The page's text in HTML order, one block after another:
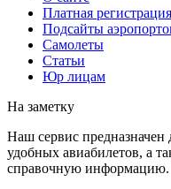
Платная регистрация
Подсайты
Самолеты
Статьи
Юр лицам
На заметку
Наш сервис
удобных авиабилетов, а
справочную информацию.